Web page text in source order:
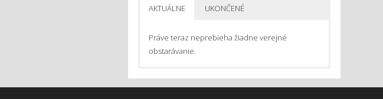
AKTUÁLNE UKONČENÉ
Práve teraz neprebieha žiadne verejné
obstarávanie.